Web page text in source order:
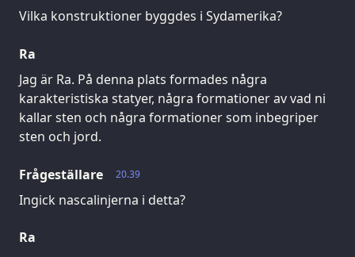
Vilka konstruktioner byggdes i Sydamerika?
Ra
Jag är Ra. På denna plats formades några
karakteristiska statyer, några formationer av vad ni
kallar sten och några formationer som inbegriper
sten och jord.
20.39
Frågeställare
Ingick nascalinjerna i detta?
Ra